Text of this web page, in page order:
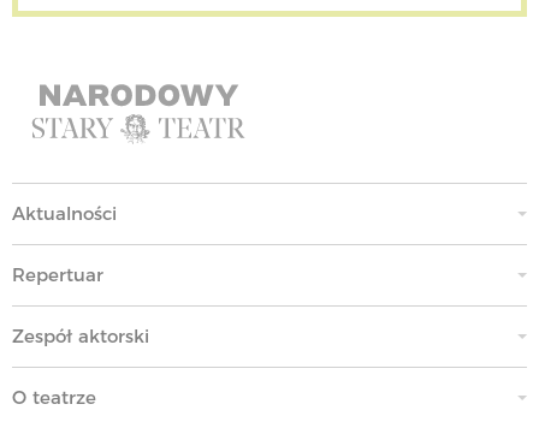
Aktualności
Repertuar
Zespół aktorski
O teatrze